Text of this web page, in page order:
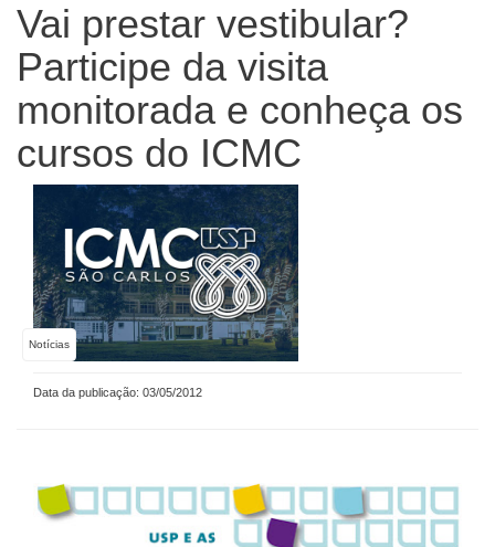
Vai prestar vestibular?
Participe da visita
monitorada e conheça os
cursos do ICMC
Notícias
Data da publicação: 03/05/2012